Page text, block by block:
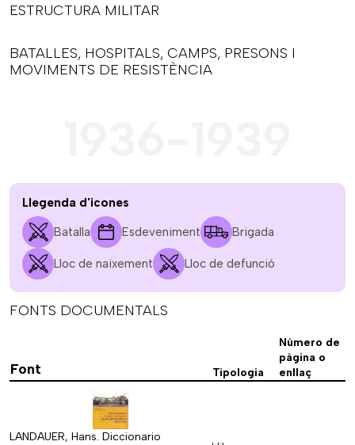
ESTRUCTURA MILITAR
BATALLES, HOSPITALS, CAMPS, PRESONS I
MOVIMENTS DE RESISTÈNCIA
Llegenda d'icones
Batalla Esdeveniment Brigada
Lloc de naixement Lloc de defunció
FONTS DOCUMENTALS
Font Tipologia
Número de
pàgina o
enllaç
LANDAUER, Hans. Diccionario